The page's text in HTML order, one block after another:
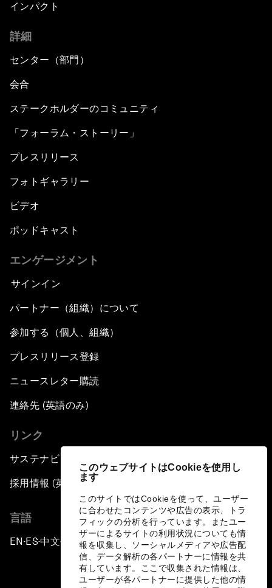
このウェブサイトはCookieを使用し
ます
このサイトではCookieを使って、ユーザー
に合わせたコンテンツや広告の表示、トラ
フィックの分析を行っています。またユー
ザーによるサイトの利用状況についても情
報を収集し、ソーシャルメディアや広告配
信、データ解析の各パートナーに情報を共
有しています。ここで収集された情報は、
ユーザーが各パートナーに提供した他の情
インパクト
詳細
センター（部門）
会合
ステークホルダーのコミュニティ
「フォーラム・ストーリー」
プレスリリース
フォトギャラリー
ビデオ
ポッドキャスト
エンゲージメント
サインイン
パートナー（組織）について
参加する（個人、組織）
プレスリリース登録
ニュースレター購読
連絡先 (英語のみ)
リンク
サステナビリティへの取り組み
採用情報 (英語のみ)
言語
EN ▪ ES▪中文▪ 日本語